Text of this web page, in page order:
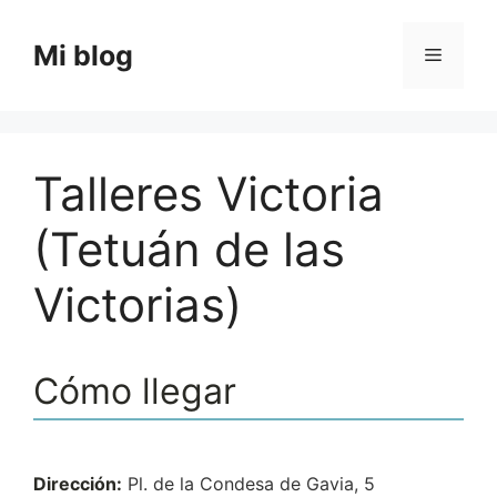
contenido
Mi blog Menú
Talleres Victoria
(Tetuán de las
Victorias)
Cómo llegar
Dirección: Pl. de la Condesa de Gavia, 5